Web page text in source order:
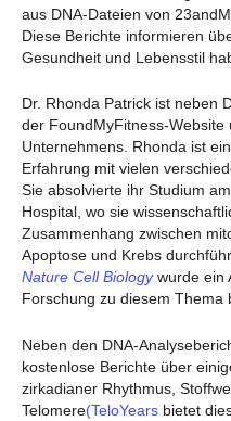
aus DNA-Dateien von
Diese Berichte informieren
Gesundheit und Lebensstil
Dr. Rhonda Patrick ist neben
der FoundMyFitness-
Unternehmens. Rhonda ist
Erfahrung mit vielen
Sie absolvierte ihr Studium
Hospital, wo sie
Zusammenhang zwischen
Apoptose und Krebs
Nature Cell Biologywurde ein
Forschung zu diesem Thema
Neben den DNA-
kostenlose Berichte über
zirkadianer Rhythmus,
Telomere(TeloYears bietet